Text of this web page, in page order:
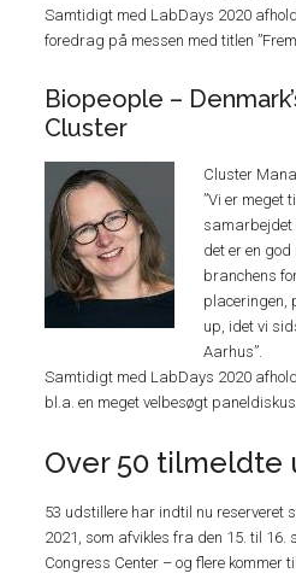
Samtidigt med LabDays 2020
foredrag på messen med titlen
Biopeople –
Cluster
Cluster
”Vi er meget
samarbejdet
det er en
branchens
placeringen,
up, idet vi
Aarhus”.
Samtidigt med LabDays 2020
bl.a. en meget velbesøgt
Over 50 tilmeldte
53 udstillere har indtil nu reserveret
2021, som afvikles fra den 15. til 16.
Congress Center – og flere kommer